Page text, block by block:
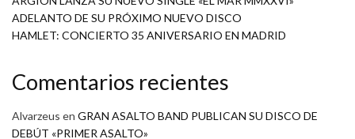
ADELANTO DE SU PRÓXIMO NUEVO DISCO
HAMLET: CONCIERTO 35 ANIVERSARIO EN MADRID
Comentarios recientes
Alvarzeus en GRAN ASALTO BAND PUBLICAN SU DISCO DE
DEBÚT «PRIMER ASALTO»